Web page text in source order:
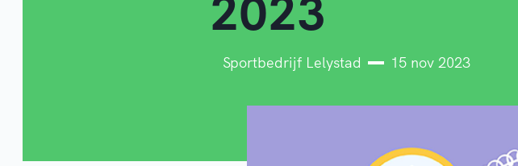
2023
Sportbedrijf Lelystad 15 nov 2023